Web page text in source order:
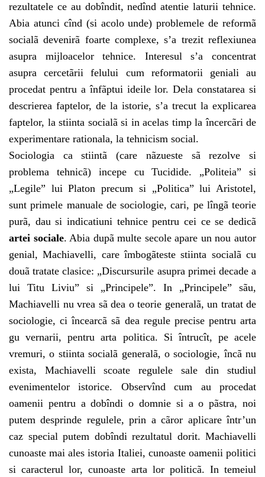
rezultatele ce au dobîndit, nedînd atentie laturii tehnice.
Abia atunci cînd (si acolo unde) problemele de reformã
socialã devenirã foarte complexe, s’a trezit reflexiunea
asupra mijloacelor tehnice. Interesul s’a concentrat
asupra cercetãrii felului cum reformatorii geniali au
procedat pentru a înfãptui ideile lor. Dela constatarea si
descrierea faptelor, de la istorie, s’a trecut la explicarea
faptelor, la stiinta socialã si in acelas timp la încercãri de
experimentare rationala, la tehnicism social.
Sociologia ca stiintã (care nãzueste sã rezolve si
problema tehnicã) incepe cu Tucidide. „Politeia” si
„Legile” lui Platon precum si „Politica” lui Aristotel,
sunt primele manuale de sociologie, cari, pe lîngã teorie
purã, dau si indicatiuni tehnice pentru cei ce se dedicã
artei sociale. Abia dupã multe secole apare un nou autor
genial, Machiavelli, care îmbogãteste stiinta socialã cu
douã tratate clasice: „Discursurile asupra primei decade a
lui Titu Liviu” si „Principele”. In „Principele” sãu,
Machiavelli nu vrea sã dea o teorie generalã, un tratat de
sociologie, ci încearcã sã dea regule precise pentru arta
gu vernarii, pentru arta politica. Si întrucît, pe acele
vremuri, o stiinta socialã generalã, o sociologie, încã nu
exista, Machiavelli scoate regulele sale din studiul
evenimentelor istorice. Observînd cum au procedat
oamenii pentru a dobîndi o domnie si a o pãstra, noi
putem desprinde regulele, prin a cãror aplicare într’un
caz special putem dobîndi rezultatul dorit. Machiavelli
cunoaste mai ales istoria Italiei, cunoaste oamenii politici
si caracterul lor, cunoaste arta lor politicã. In temeiul